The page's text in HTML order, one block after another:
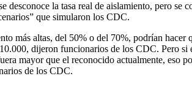
desconoce la tasa real de aislamiento, pero se
que simularon los CDC.
más altas, del 50% o del 70%, podrían hacer
dijeron funcionarios de los CDC. Pero si
mayor que el reconocido actualmente, eso
de los CDC.